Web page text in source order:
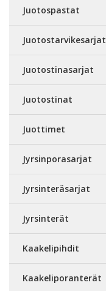
Juotospastat
Juotostarvikesarjat
Juotostinasarjat
Juotostinat
Juottimet
Jyrsinporasarjat
Jyrsinteräsarjat
Jyrsinterät
Kaakelipihdit
Kaakeliporanterät